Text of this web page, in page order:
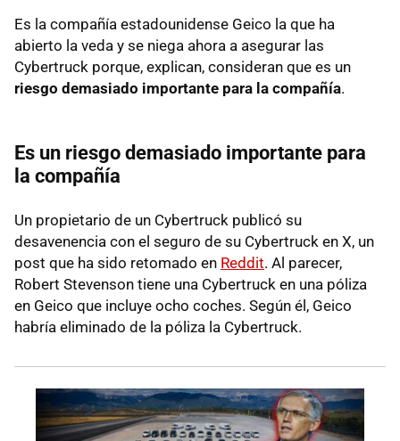
Es la compañía estadounidense Geico la que ha
abierto la veda y se niega ahora a asegurar las
Cybertruck porque, explican, consideran que es un
riesgo demasiado importante para la compañía.
Es un riesgo demasiado importante para
la compañía
Un propietario de un Cybertruck publicó su
desavenencia con el seguro de su Cybertruck en X, un
post que ha sido retomado en Reddit. Al parecer,
Robert Stevenson tiene una Cybertruck en una póliza
en Geico que incluye ocho coches. Según él, Geico
habría eliminado de la póliza la Cybertruck.